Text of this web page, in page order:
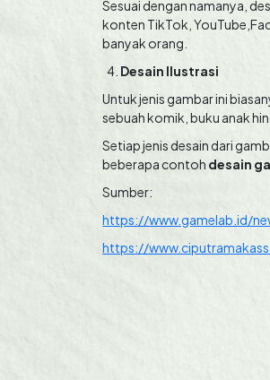
Sesuai dengan namanya,
konten TikTok,
banyak orang.
Desain Ilustrasi
Untuk jenis gambar ini
sebuah komik, buku anak
Setiap jenis desain dari
beberapa contoh desain
Sumber:
https://www.gamelab.id/
https://